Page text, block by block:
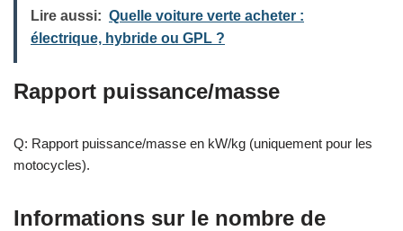
Lire aussi: Quelle voiture verte acheter :
électrique, hybride ou GPL ?
Rapport puissance/masse
Q: Rapport puissance/masse en kW/kg (uniquement pour les
motocycles).
Informations sur le nombre de